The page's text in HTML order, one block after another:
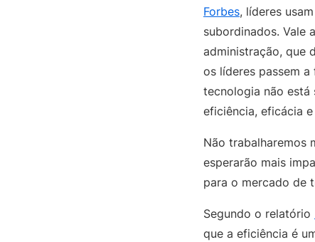
Forbes, líderes
subordinados. Vale
administração, que
os líderes passem
tecnologia não está
eficiência, eficácia
Não trabalharemos
esperarão mais
para o mercado de
Segundo o relatório
que a eficiência é